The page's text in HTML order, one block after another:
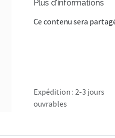
Plus d'informations
Ce contenu sera
Expédition : 2-3 jours
ouvrables